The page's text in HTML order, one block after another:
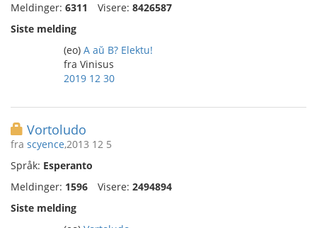
Meldinger: 6311 Visere: 8426587
Siste melding
(eo) A aŭ B? Elektu!
fra Vinisus
2019 12 30
Vortoludo
fra scyence,2013 12 5
Språk: Esperanto
Meldinger: 1596 Visere: 2494894
Siste melding